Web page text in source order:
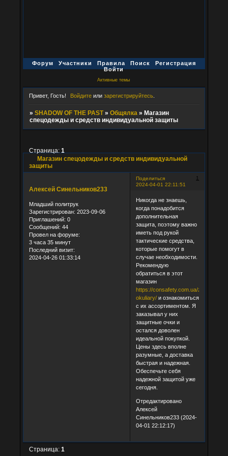
Форум Участники Правила Поиск
Регистрация
Войти
Активные темы
Привет, Гость! Войдите илизарегистрируйтесь
» SHADOW OF THE PAST » Общялка » Магазин
спецодежды и средств индивидуальной защиты
Магазин спецодежды и средств индивидуальной
защиты
Страница: 1
Поделиться
1
2024-04-01 22:11:51
Алексей Синельников233
Младший политрук
Зарегистрирован: 2023-09-06
Приглашений: 0
Сообщений: 44
Провел на форуме:
3 часа 35 минут
Последний визит:
2024-04-26 01:33:14
Никогда не знаешь,
когда понадобится
дополнительная
защита, поэтому важно
иметь под рукой
тактические средства,
которые помогут в
случае необходимости.
Рекомендую
обратиться в этот
магазин
https://consafety.com.ua/zakhysni-
okuliary/и ознакомиться
с их ассортиментом. Я
заказывал у них
защитные очки и
остался доволен
идеальной покупкой.
Цены здесь вполне
разумные, а доставка
быстрая и надежная.
Обеспечьте себя
надежной защитой уже
сегодня.
Отредактировано
Алексей
Синельников233 (2024-
04-01 22:12:17)
Страница: 1